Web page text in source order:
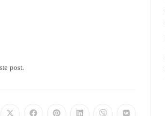
post.